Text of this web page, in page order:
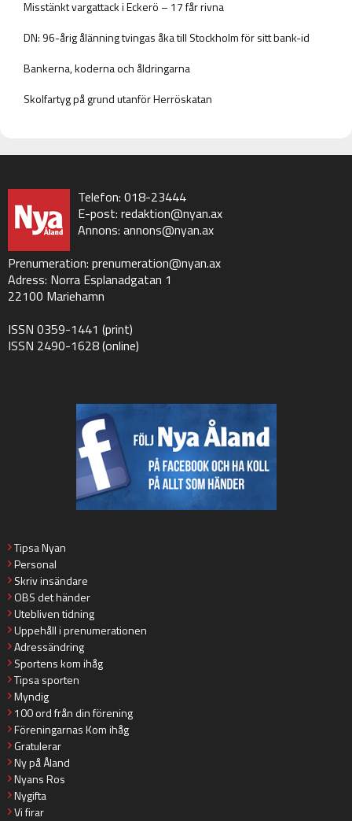
Misstänkt vargattack i Eckerö – 17 får rivna
DN: 96-årig ålänning tvingas åka till Stockholm för sitt bank-id
Bankerna, koderna och åldringarna
Skolfartyg på grund utanför Herröskatan
Telefon: 018-23444
E-post: redaktion@nyan.ax
Annons: annons@nyan.ax
Prenumeration: prenumeration@nyan.ax
Adress: Norra Esplanadgatan 1
22100 Mariehamn
ISSN 0359-1441 (print)
ISSN 2490-1628 (online)
Tipsa Nyan
Personal
Skriv insändare
OBS det händer
Utebliven tidning
Uppehåll i prenumerationen
Adressändring
Sportens kom ihåg
Tipsa sporten
Myndig
100 ord från din förening
Föreningarnas Kom ihåg
Gratulerar
Ny på Åland
Nyans Ros
Nygifta
Vi firar